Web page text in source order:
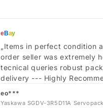
eBay
„Items in perfect condition
order seller was extremely
tecnical queries robust
delivery --- Highly
eo***
Yaskawa SGDV-3R5D11A